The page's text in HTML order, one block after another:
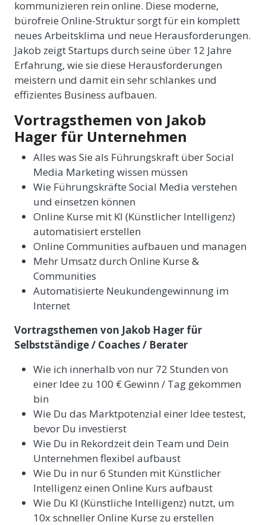
kommunizieren rein online. Diese moderne,
bürofreie Online-Struktur sorgt für ein komplett
neues Arbeitsklima und neue Herausforderungen.
Jakob zeigt Startups durch seine über 12 Jahre
Erfahrung, wie sie diese Herausforderungen
meistern und damit ein sehr schlankes und
effizientes Business aufbauen.
Vortragsthemen von Jakob
Hager für Unternehmen
Alles was Sie als Führungskraft über Social
Media Marketing wissen müssen
Wie Führungskräfte Social Media verstehen
und einsetzen können
Online Kurse mit KI (Künstlicher Intelligenz)
automatisiert erstellen
Online Communities aufbauen und managen
Mehr Umsatz durch Online Kurse &
Communities
Automatisierte Neukundengewinnung im
Internet
Vortragsthemen von Jakob Hager für
Selbstständige / Coaches / Berater
Wie ich innerhalb von nur 72 Stunden von
einer Idee zu 100 € Gewinn / Tag gekommen
bin
Wie Du das Marktpotenzial einer Idee testest,
bevor Du investierst
Wie Du in Rekordzeit dein Team und Dein
Unternehmen flexibel aufbaust
Wie Du in nur 6 Stunden mit Künstlicher
Intelligenz einen Online Kurs aufbaust
Wie Du KI (Künstliche Intelligenz) nutzt, um
10x schneller Online Kurse zu erstellen